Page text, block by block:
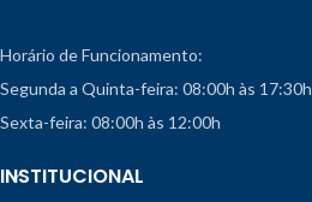
Horário de Funcionamento:
Segunda a Quinta-feira: 08:00h às 17:30h
Sexta-feira: 08:00h às 12:00h
INSTITUCIONAL